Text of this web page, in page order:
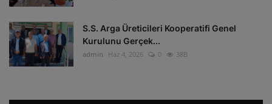
S.S. Arga Üreticileri Kooperatifi Genel
Kurulunu Gerçek...
admin Haz 4, 2026 0 38B